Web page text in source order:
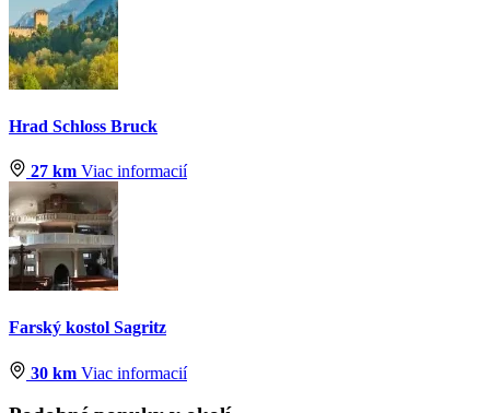
Hrad Schloss Bruck
27 km Viac informacií
Farský kostol Sagritz
30 km Viac informacií